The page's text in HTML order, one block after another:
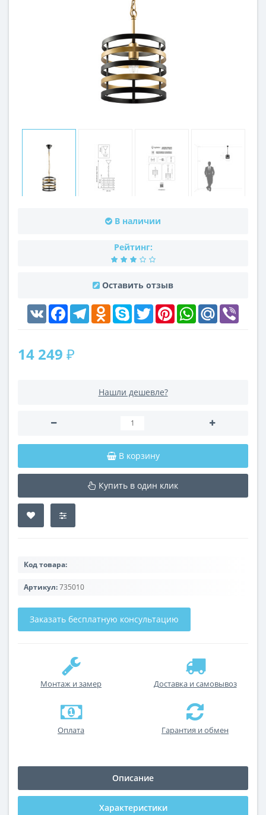
В наличии
Рейтинг:
Оставить отзыв
VK FacebookTelegramOdnoklassniki
Skype Twitter PinterestWhatsAppMail.Ru
14 249 ₽
Нашли дешевле?
В корзину
Купить в один клик
Код товара:
Артикул:735010
Заказать бесплатную консультацию
Монтаж и замер Доставка и самовывоз
Оплата Гарантия и обмен
Описание
Характеристики